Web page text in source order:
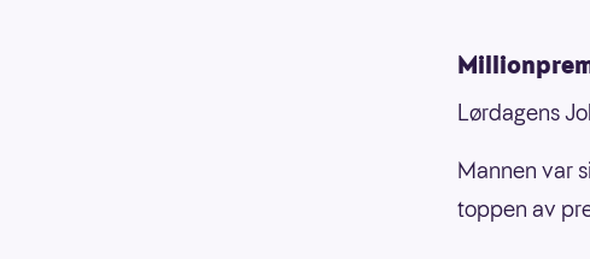
Lørdagens
Mannen var
toppen av